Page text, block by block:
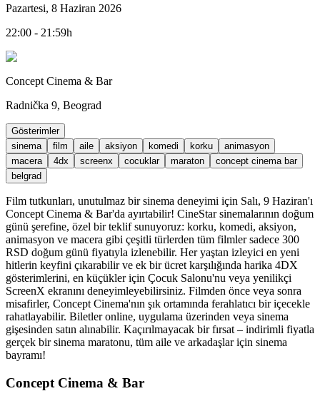
Pazartesi, 8 Haziran 2026
22:00 - 21:59h
Concept Cinema & Bar
Radnička 9, Beograd
Gösterimler
sinema
film aile aksiyon komedi korku
animasyon
macera
4dx screenx cocuklar maraton
concept cinema bar
belgrad
Film tutkunları, unutulmaz bir sinema deneyimi için Salı, 9 Haziran'ı
Concept Cinema & Bar'da ayırtabilir! CineStar sinemalarının doğum
günü şerefine, özel bir teklif sunuyoruz: korku, komedi, aksiyon,
animasyon ve macera gibi çeşitli türlerden tüm filmler sadece 300
RSD doğum günü fiyatıyla izlenebilir. Her yaştan izleyici en yeni
hitlerin keyfini çıkarabilir ve ek bir ücret karşılığında harika 4DX
gösterimlerini, en küçükler için Çocuk Salonu'nu veya yenilikçi
ScreenX ekranını deneyimleyebilirsiniz. Filmden önce veya sonra
misafirler, Concept Cinema'nın şık ortamında ferahlatıcı bir içecekle
rahatlayabilir. Biletler online, uygulama üzerinden veya sinema
gişesinden satın alınabilir. Kaçırılmayacak bir fırsat – indirimli fiyatla
gerçek bir sinema maratonu, tüm aile ve arkadaşlar için sinema
bayramı!
Concept Cinema & Bar